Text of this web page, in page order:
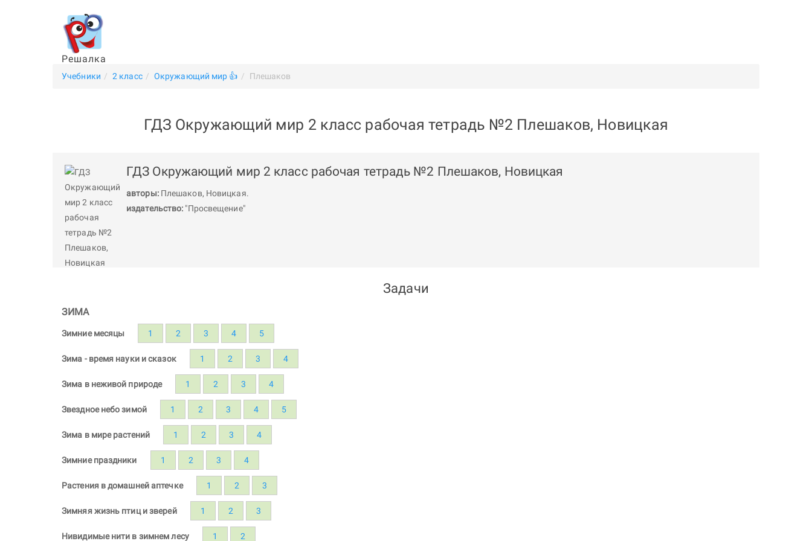
Решалка
Учебники 2 класс Окружающий мир 👍 Плешаков
ГДЗ Окружающий мир 2 класс рабочая тетрадь №2 Плешаков, Новицкая
ГДЗ Окружающий мир 2 класс рабочая тетрадь №2 Плешаков, Новицкая
авторы: Плешаков, Новицкая.
издательство: "Просвещение"
Задачи
ЗИМА
Зимние месяцы 1 2 3 4 5
Зима - время науки и сказок 1 2 3 4
Зима в неживой природе 1 2 3 4
Звездное небо зимой 1 2 3 4 5
Зима в мире растений 1 2 3 4
Зимние праздники 1 2 3 4
Растения в домашней аптечке 1 2 3
Зимняя жизнь птиц и зверей 1 2 3
Нивидимые нити в зимнем лесу 1 2